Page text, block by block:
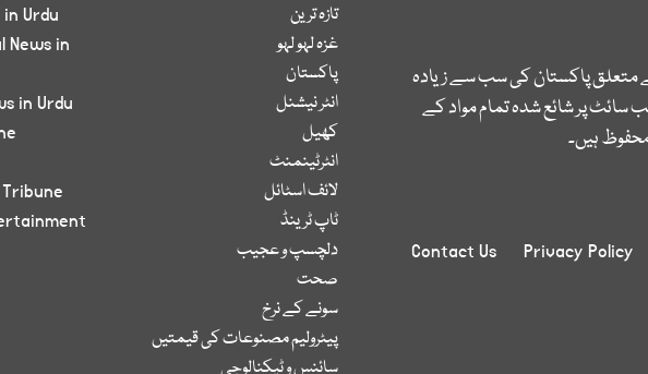
متعلق پاکستان کی سب سے زیادہ
پر شائع شدہ تمام مواد کے
ہیں۔
Privacy Policy
Contact Us
تازہ ترین
غزہ لہو لہو
پاکستان
انٹر نیشنل
کھیل
انٹرٹینمنٹ
لائف اسٹائل
ٹاپ ٹرینڈ
دلچسپ و عجیب
صحت
سونے کے نرخ
پیٹرولیم مصنوعات کی قیمتیں
سائنس و ٹیکنالوجی
Urdu
in
in Urdu